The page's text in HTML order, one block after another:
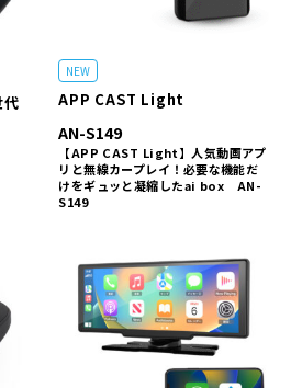
代
NEW
APP CAST Light
AN-S149
【APP CAST Light】人気動画アプ
リと無線カープレイ！必要な機能だ
けをギュッと凝縮したai box AN-
S149